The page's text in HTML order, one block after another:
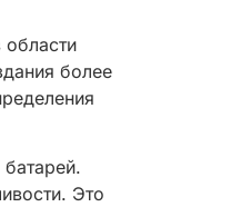
более
Это